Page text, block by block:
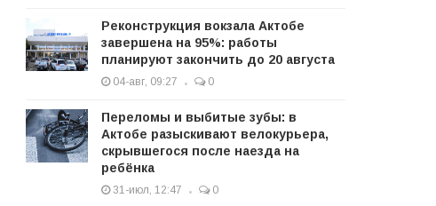
Реконструкция вокзала Актобе
завершена на 95%: работы
планируют закончить до 20 августа
04-авг, 09:27 0
Переломы и выбитые зубы: в
Актобе разыскивают велокурьера,
скрывшегося после наезда на
ребёнка
31-июл, 12:47 0